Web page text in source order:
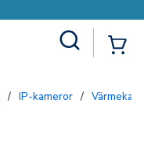
/ IP-kameror /